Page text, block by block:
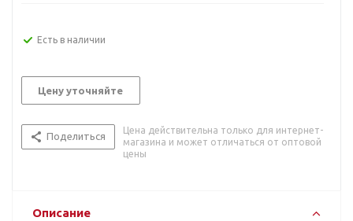
Есть в наличии
Цену уточняйте
Поделиться
Цена действительна только для интернет-
магазина и может отличаться от оптовой
цены
Описание